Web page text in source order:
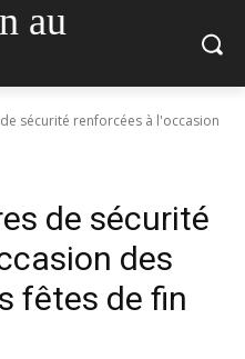
au
de sécurité renforcées à l'occasion
de sécurité
des
fêtes de fin